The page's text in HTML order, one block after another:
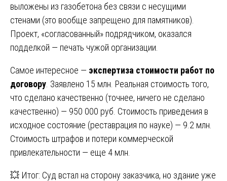
выложены из газобетона без связи с несущими
стенами (это вообще запрещено для памятников).
Проект, «согласованный» подрядчиком, оказался
подделкой — печать чужой организации.
Самое интересное — экспертиза стоимости работ по
договору . Заявлено 15 млн. Реальная стоимость того,
что сделано качественно (точнее, ничего не сделано
качественно) — 950 000 руб. Стоимость приведения в
исходное состояние (реставрация по науке) — 9.2 млн.
Стоимость штрафов и потери коммерческой
привлекательности — еще 4 млн.
💥 Итог: Суд встал на сторону заказчика, но здание уже